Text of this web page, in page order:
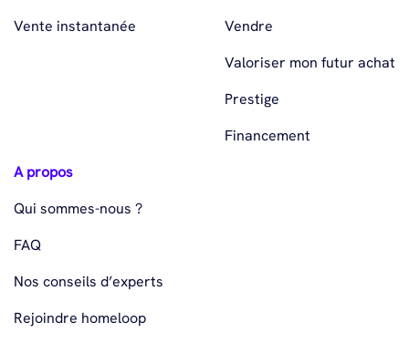
Vente instantanée
Vendre
Valoriser mon futur achat
Prestige
Financement
A propos
Qui sommes-nous ?
FAQ
Nos conseils d’experts
Rejoindre homeloop